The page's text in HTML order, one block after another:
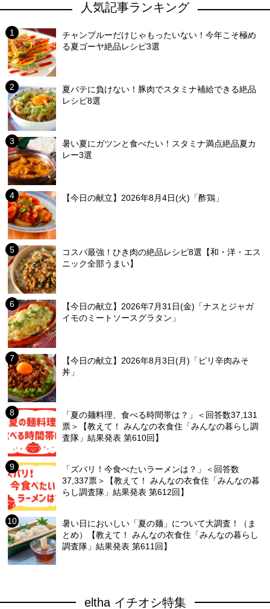
人気記事ランキング
チャンプルーだけじゃもったいない！今年こそ極め
る夏ゴーヤ絶品レシピ3選
夏バテに負けない！豚肉でスタミナ補給できる絶品
レシピ8選
暑い夏にガツンと食べたい！スタミナ満点絶品夏カ
レー3選
【今日の献立】2026年8月4日(火)「酢鶏」
コスパ最強！ひき肉の絶品レシピ8選【和・洋・エス
ニック全部うまい】
【今日の献立】2026年7月31日(金)「ナスとジャガ
イモのミートソースグラタン」
【今日の献立】2026年8月3日(月)「ピリ辛肉みそ
丼」
「夏の麺料理、食べる時間帯は？」＜回答数37,131
票＞【教えて！ みんなの衣食住「みんなの暮らし調
査隊」結果発表 第610回】
「ズバリ！今食べたいラーメンは？」＜回答数
37,337票＞【教えて！ みんなの衣食住「みんなの暮
らし調査隊」結果発表 第612回】
暑い日においしい「夏の麺」について大調査！（ま
とめ）【教えて！ みんなの衣食住「みんなの暮らし
調査隊」結果発表 第611回】
eltha イチオシ特集